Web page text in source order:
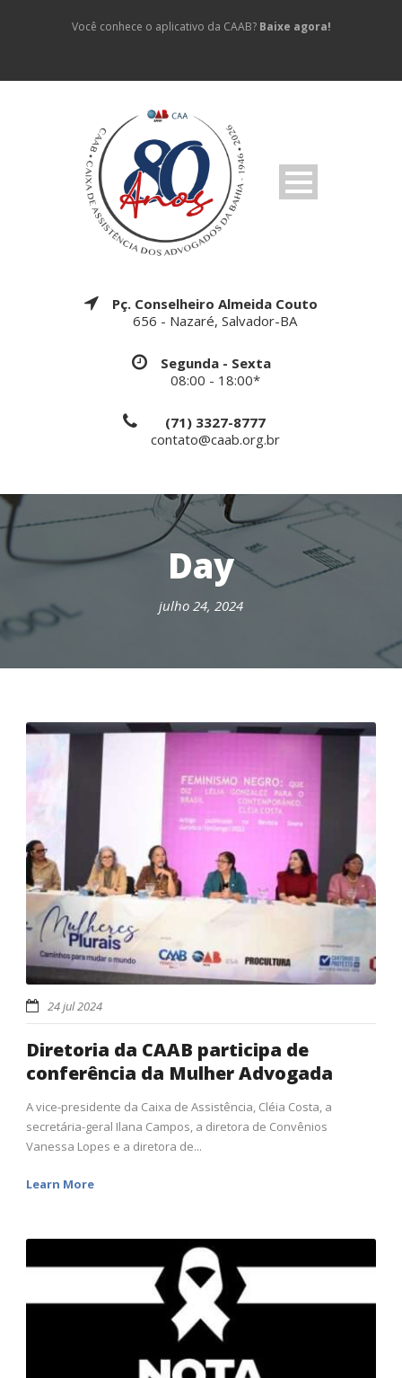
Você conhece o aplicativo da CAAB? Baixe agora!
Pç. Conselheiro Almeida Couto
656 - Nazaré, Salvador-BA
Segunda - Sexta
08:00 - 18:00*
(71) 3327-8777
contato@caab.org.br
Day
julho 24, 2024
24 jul 2024
Diretoria da CAAB participa de
conferência da Mulher Advogada
A vice-presidente da Caixa de Assistência, Cléia Costa, a
secretária-geral Ilana Campos, a diretora de Convênios
Vanessa Lopes e a diretora de...
Learn More